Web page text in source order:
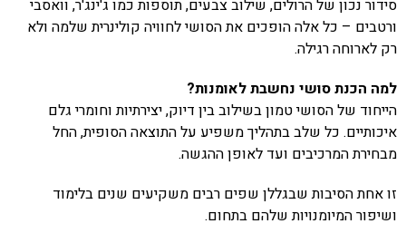
סידור נכון של הרולים, שילוב צבעים, תוספות כמו ג'ינג'ר, וואסבי
ורטבים – כל אלה הופכים את הסושי לחוויה קולינרית שלמה ולא
רק לארוחה רגילה.
למה הכנת סושי נחשבת לאומנות?
הייחוד של הסושי טמון בשילוב בין דיוק, יצירתיות וחומרי גלם
איכותיים. כל שלב בתהליך משפיע על התוצאה הסופית, החל
מבחירת המרכיבים ועד לאופן ההגשה.
זו אחת הסיבות שבגללן שפים רבים משקיעים שנים בלימוד
ושיפור המיומנויות שלהם בתחום.